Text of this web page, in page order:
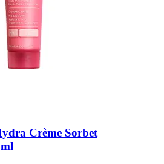
Crème Sorbet